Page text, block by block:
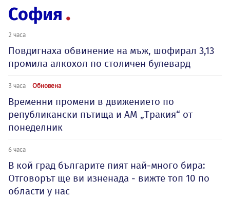
София
2 часа
Повдигнаха обвинение на мъж, шофирал 3,13
промила алкохол по столичен булевард
3 часа Обновена
Временни промени в движението по
републикански пътища и АМ „Тракия“ от
понеделник
6 часа
В кой град българите пият най-много бира:
Отговорът ще ви изненада - вижте топ 10 по
области у нас